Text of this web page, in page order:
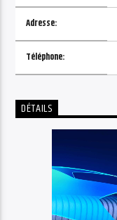
Adresse:
Téléphone:
DÉTAILS